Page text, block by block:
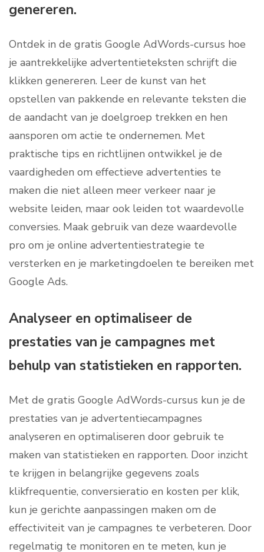
genereren.
Ontdek in de gratis Google AdWords-cursus hoe
je aantrekkelijke advertentieteksten schrijft die
klikken genereren. Leer de kunst van het
opstellen van pakkende en relevante teksten die
de aandacht van je doelgroep trekken en hen
aansporen om actie te ondernemen. Met
praktische tips en richtlijnen ontwikkel je de
vaardigheden om effectieve advertenties te
maken die niet alleen meer verkeer naar je
website leiden, maar ook leiden tot waardevolle
conversies. Maak gebruik van deze waardevolle
pro om je online advertentiestrategie te
versterken en je marketingdoelen te bereiken met
Google Ads.
Analyseer en optimaliseer de
prestaties van je campagnes met
behulp van statistieken en rapporten.
Met de gratis Google AdWords-cursus kun je de
prestaties van je advertentiecampagnes
analyseren en optimaliseren door gebruik te
maken van statistieken en rapporten. Door inzicht
te krijgen in belangrijke gegevens zoals
klikfrequentie, conversieratio en kosten per klik,
kun je gerichte aanpassingen maken om de
effectiviteit van je campagnes te verbeteren. Door
regelmatig te monitoren en te meten, kun je